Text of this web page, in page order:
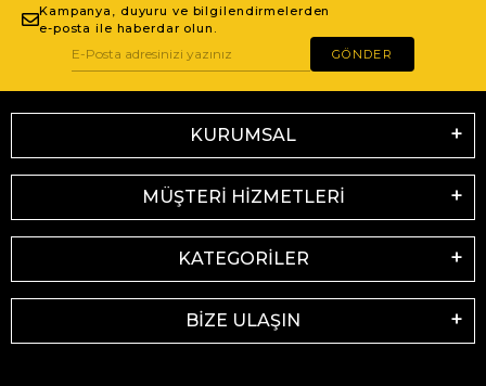
Kampanya, duyuru ve bilgilendirmelerden
e-posta ile haberdar olun.
GÖNDER
KURUMSAL
MÜŞTERİ HİZMETLERİ
KATEGORİLER
BİZE ULAŞIN